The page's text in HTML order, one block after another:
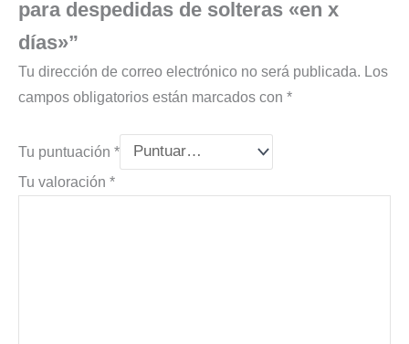
para despedidas de solteras «en x
días»”
Tu dirección de correo electrónico no será publicada. Los
campos obligatorios están marcados con *
Tu puntuación *
Tu valoración *